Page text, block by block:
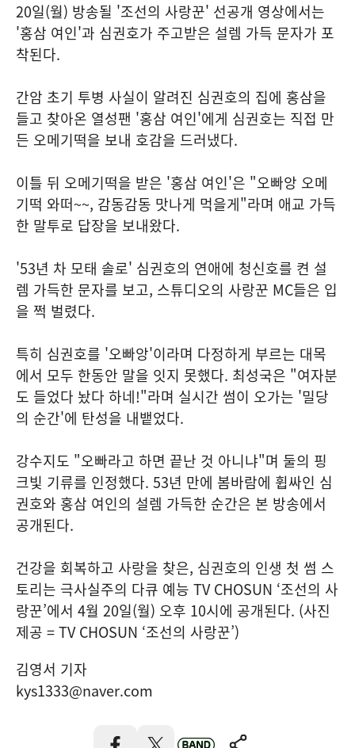
20일(월) 방송될 '조선의 사랑꾼' 선공개 영상에서는
'홍삼 여인'과 심권호가 주고받은 설렘 가득 문자가 포
착된다.
간암 초기 투병 사실이 알려진 심권호의 집에 홍삼을
들고 찾아온 열성팬 '홍삼 여인'에게 심권호는 직접 만
든 오메기떡을 보내 호감을 드러냈다.
이틀 뒤 오메기떡을 받은 '홍삼 여인'은 "오빠앙 오메
기떡 와떠~~, 감동감동 맛나게 먹을게"라며 애교 가득
한 말투로 답장을 보내왔다.
'53년 차 모태 솔로' 심권호의 연애에 청신호를 켠 설
렘 가득한 문자를 보고, 스튜디오의 사랑꾼 MC들은 입
을 쩍 벌렸다.
특히 심권호를 '오빠앙'이라며 다정하게 부르는 대목
에서 모두 한동안 말을 잇지 못했다. 최성국은 "여자분
도 들었다 놨다 하네!"라며 실시간 썸이 오가는 '밀당
의 순간'에 탄성을 내뱉었다.
강수지도 "오빠라고 하면 끝난 것 아니냐"며 둘의 핑
크빛 기류를 인정했다. 53년 만에 봄바람에 휩싸인 심
권호와 홍삼 여인의 설렘 가득한 순간은 본 방송에서
공개된다.
건강을 회복하고 사랑을 찾은, 심권호의 인생 첫 썸 스
토리는 극사실주의 다큐 예능 TV CHOSUN ‘조선의 사
랑꾼’에서 4월 20일(월) 오후 10시에 공개된다. (사진
제공 = TV CHOSUN ‘조선의 사랑꾼’)
김영서 기자
kys1333@naver.com